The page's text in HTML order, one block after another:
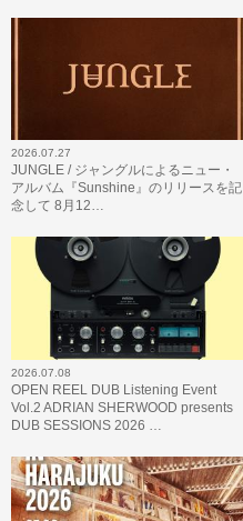
2026.07.27
JUNGLE / ジャングルによるニュー・
アルバム『Sunshine』のリリースを記
念して 8月12…
2026.07.08
OPEN REEL DUB Listening Event
Vol.2 ADRIAN SHERWOOD presents
DUB SESSIONS 2026 …